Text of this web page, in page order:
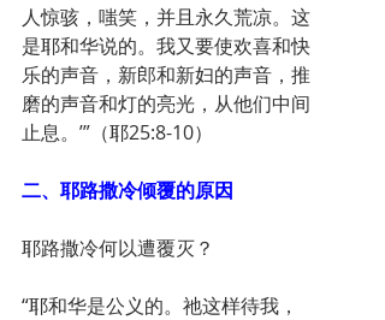
人惊骇，嗤笑，并且永久荒凉。这
是耶和华说的。我又要使欢喜和快
乐的声音，新郎和新妇的声音，推
磨的声音和灯的亮光，从他们中间
止息。’”（耶25:8-10）
二、耶路撒冷倾覆的原因
耶路撒冷何以遭覆灭？
“耶和华是公义的。祂这样待我，